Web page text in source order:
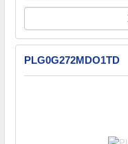
PLG0G272MDO1TD